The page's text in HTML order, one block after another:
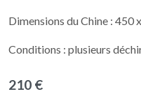
Dimensions du Chine : 450
Conditions : plusieurs
210 €